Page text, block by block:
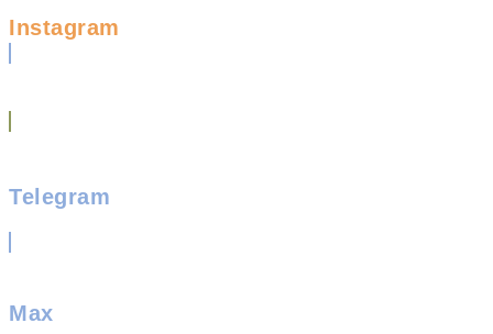
Instagram
Telegram
Max